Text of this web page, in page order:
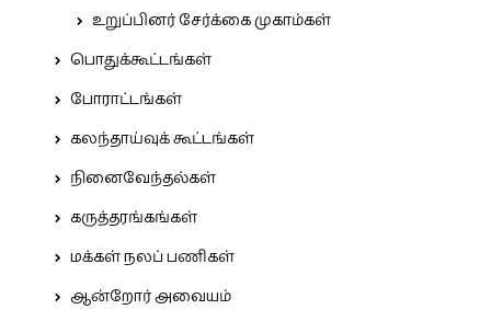
உறுப்பினர் சேர்க்கை முகாம்கள்
பொதுக்கூட்டங்கள்
போராட்டங்கள்
கலந்தாய்வுக் கூட்டங்கள்
நினைவேந்தல்கள்
கருத்தரங்கங்கள்
மக்கள் நலப் பணிகள்
ஆன்றோர் அவையம்